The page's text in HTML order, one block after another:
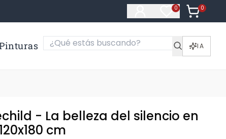
0
Artículos en
0
Artículos
IA
- La belleza del silencio en
cm